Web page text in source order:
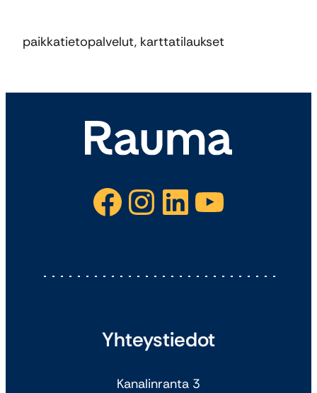
paikkatietopalvelut, karttatilaukset
Facebook Instagram LinkedIn YouTube
Yhteystiedot
Kanalinranta 3